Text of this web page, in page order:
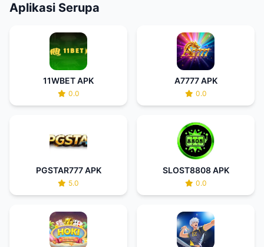
Aplikasi Serupa
11WBET APK
0.0
A7777 APK
0.0
PGSTAR777 APK
5.0
SLOST8808 APK
0.0